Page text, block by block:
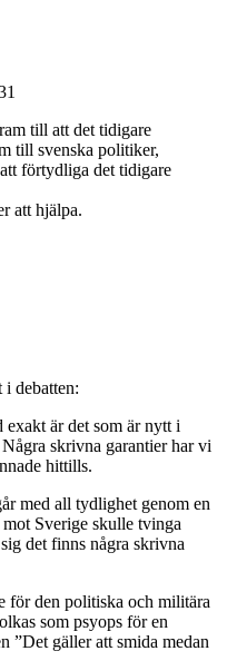
till att det tidigare
till svenska politiker,
förtydliga det tidigare
att hjälpa.
i debatten:
exakt är det som är nytt i
skrivna garantier har vi
hittills.
med all tydlighet genom en
Sverige skulle tvinga
det finns några skrivna
för den politiska och militära
som psyops för en
”Det gäller att smida medan